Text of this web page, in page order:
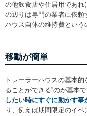
の他飲食店や住居用であ
の辺りは専門の業者に依
ハウス自体の維持費という
移動が簡単
トレーラーハウスの基本
ることができる”のが基本
したい時にすぐに動かす事
り、例えば期間限定のイ